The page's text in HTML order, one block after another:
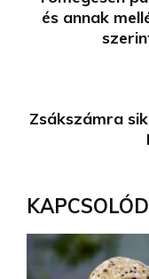
és annak
Zsákszámra